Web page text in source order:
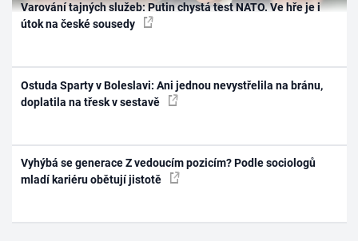
Varování tajných služeb: Putin chystá test NATO. Ve hře je i
útok na české sousedy
Ostuda Sparty v Boleslavi: Ani jednou nevystřelila na bránu,
doplatila na třesk v sestavě
Vyhýbá se generace Z vedoucím pozicím? Podle sociologů
mladí kariéru obětují jistotě